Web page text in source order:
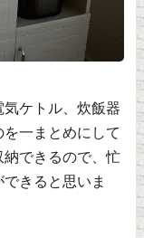
ケトル、炊飯器
一まとめにして
できるので、忙
きると思いま